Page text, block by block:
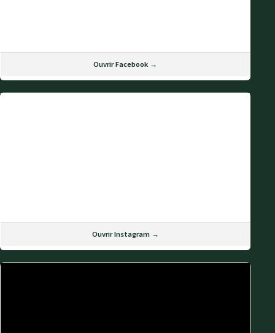
Ouvrir Facebook →
Ouvrir Instagram →